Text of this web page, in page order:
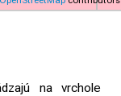
na vrchole